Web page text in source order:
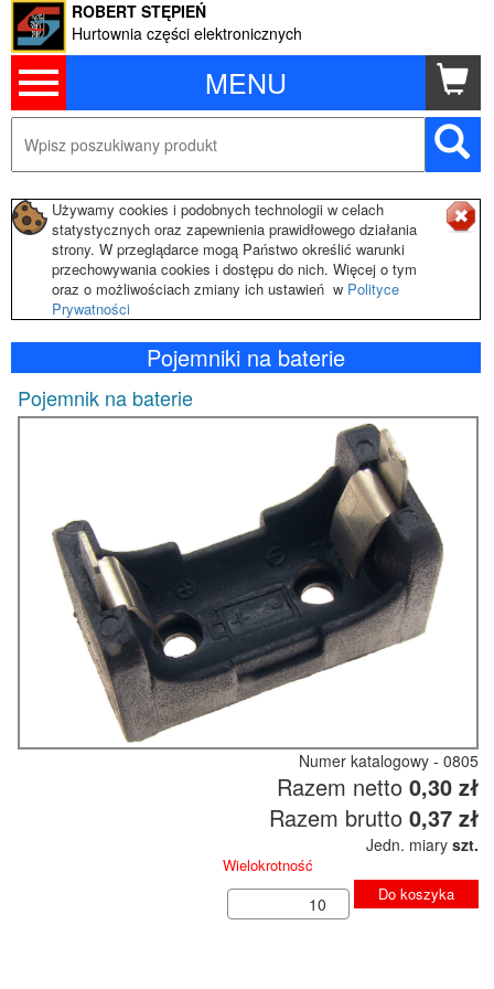
MENU
ROBERT STĘPIEŃ
Hurtownia części elektronicznych
Używamy cookies i podobnych technologii w celach
statystycznych oraz zapewnienia prawidłowego działania
strony. W przeglądarce mogą Państwo określić warunki
przechowywania cookies i dostępu do nich. Więcej o tym
oraz o możliwościach zmiany ich ustawień w Polityce
Prywatności
Pojemniki na baterie
Pojemnik na baterie
Numer katalogowy - 0805
Razem netto 0,30 zł
Razem brutto 0,37 zł
Jedn. miary szt.
Wielokrotność
Do koszyka